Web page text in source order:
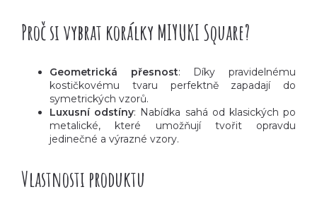
Proč si vybrat korálky MIYUKI Square?
Geometrická přesnost: Díky pravidelnému
kostičkovému tvaru perfektně zapadají do
symetrických vzorů.
Luxusní odstíny: Nabídka sahá od klasických po
metalické, které umožňují tvořit opravdu
jedinečné a výrazné vzory.
Vlastnosti produktu